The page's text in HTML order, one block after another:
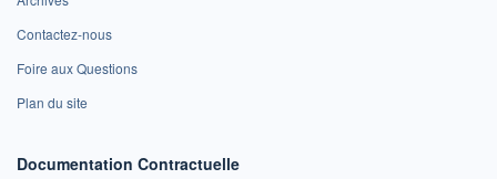
Contactez-nous
Foire aux Questions
Plan du site
Documentation Contractuelle